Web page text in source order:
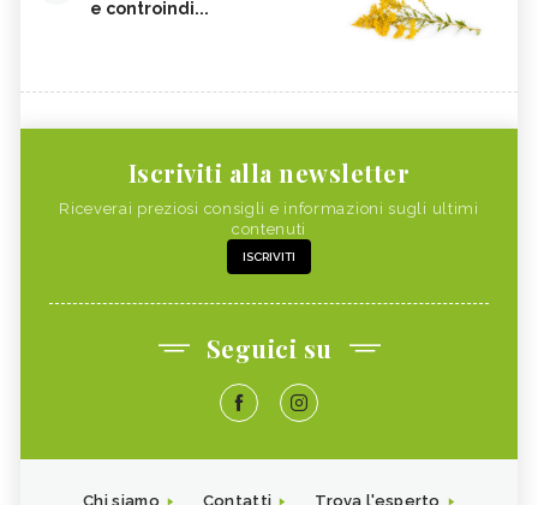
e controindi...
Iscriviti alla newsletter
Riceverai preziosi consigli e informazioni sugli ultimi
contenuti
ISCRIVITI
Seguici su
Chi siamo Contatti Trova l'esperto